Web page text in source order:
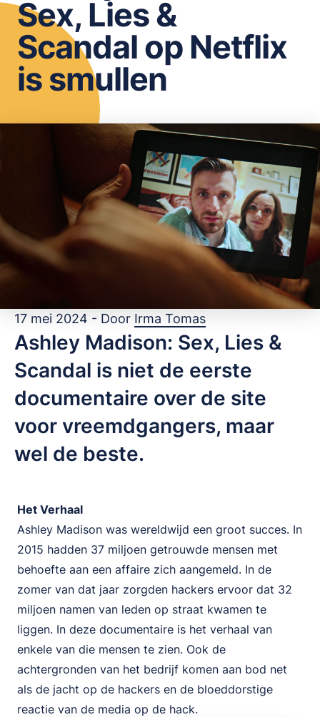
OPSLAAN
Sex, Lies &
Scandal op Netflix
is smullen
17 mei 2024 - Door Irma Tomas
Ashley Madison: Sex, Lies &
Scandal is niet de eerste
documentaire over de site
voor vreemdgangers, maar
wel de beste.
Het Verhaal
Ashley Madison was wereldwijd een groot succes. In
2015 hadden 37 miljoen getrouwde mensen met
behoefte aan een affaire zich aangemeld. In de
zomer van dat jaar zorgden hackers ervoor dat 32
miljoen namen van leden op straat kwamen te
liggen. In deze documentaire is het verhaal van
enkele van die mensen te zien. Ook de
achtergronden van het bedrijf komen aan bod net
als de jacht op de hackers en de bloeddorstige
reactie van de media op de hack.